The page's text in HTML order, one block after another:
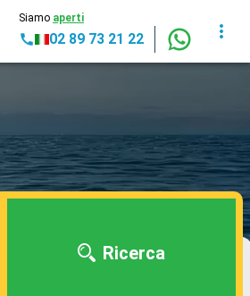
Siamo aperti
02 89 73 21 22
Ricerca